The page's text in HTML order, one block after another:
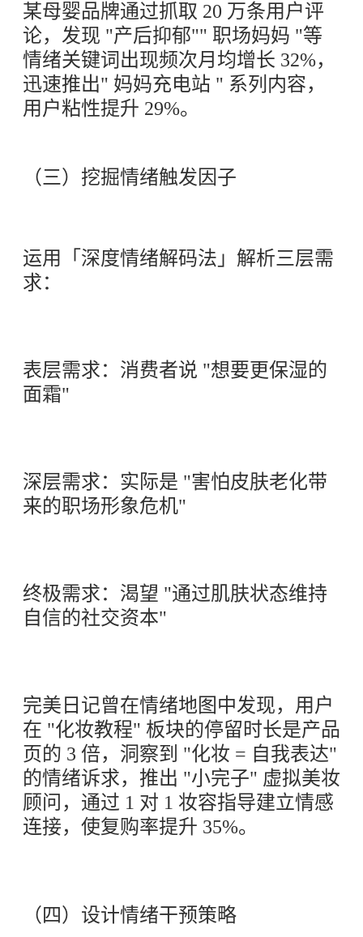
某母婴品牌通过抓取 20 万条用户评
论，发现 "产后抑郁"" 职场妈妈 "等
情绪关键词出现频次月均增长 32%，
迅速推出" 妈妈充电站 " 系列内容，
用户粘性提升 29%。
（三）挖掘情绪触发因子
运用「深度情绪解码法」解析三层需
求：
表层需求：消费者说 "想要更保湿的
面霜"
深层需求：实际是 "害怕皮肤老化带
来的职场形象危机"
终极需求：渴望 "通过肌肤状态维持
自信的社交资本"
完美日记曾在情绪地图中发现，用户
在 "化妆教程" 板块的停留时长是产品
页的 3 倍，洞察到 "化妆 = 自我表达"
的情绪诉求，推出 "小完子" 虚拟美妆
顾问，通过 1 对 1 妆容指导建立情感
连接，使复购率提升 35%。
（四）设计情绪干预策略